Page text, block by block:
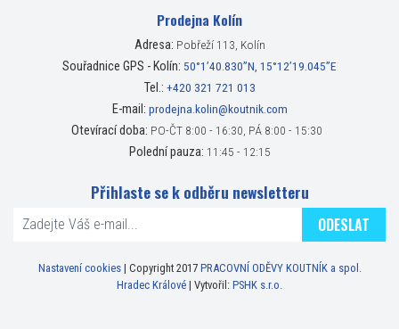
Prodejna Kolín
Adresa: Pobřeží 113, Kolín
Souřadnice GPS - Kolín: 50°1’40.830”N, 15°12’19.045”E
Tel.: +420 321 721 013
E-mail: prodejna.kolin@koutnik.com
Otevírací doba: PO-ČT 8:00 - 16:30, PÁ 8:00 - 15:30
Polední pauza: 11:45 - 12:15
Přihlaste se k odběru newsletteru
ODESLAT
Nastavení cookies| Copyright 2017 PRACOVNÍ ODĚVY KOUTNÍK a spol.
Hradec Králové | Vytvořil: PSHK s.r.o.